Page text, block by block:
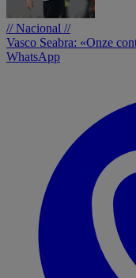
// Nacional //
Vasco Seabra: «Onze
WhatsApp